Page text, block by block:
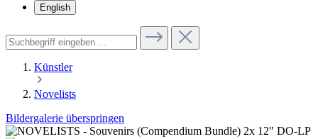
English
Künstler
Novelists
Bildergalerie überspringen